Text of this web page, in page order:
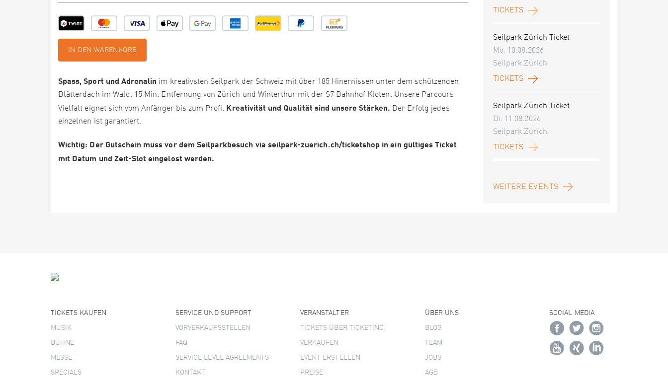
IN DEN WARENKORB
Spass, Sport und Adrenalin im kreativsten Seilpark der Schweiz mit über 185 Hinernissen unter dem schützenden
Blätterdach im Wald. 15 Min. Entfernung von Zürich und Winterthur mit der S7 Bahnhof Kloten. Unsere Parcours
Vielfalt eignet sich vom Anfänger bis zum Profi. Kreativität und Qualität sind unsere Stärken. Der Erfolg jedes
einzelnen ist garantiert.
Wichtig: Der Gutschein muss vor dem Seilparkbesuch via seilpark-zuerich.ch/ticketshop in ein gültiges Ticket
mit Datum und Zeit-Slot eingelöst werden.
TICKETS
Seilpark Zürich Ticket
Mo. 10.08.2026
Seilpark Zürich
TICKETS
Seilpark Zürich Ticket
Di. 11.08.2026
Seilpark Zürich
TICKETS
WEITERE EVENTS
TICKETS KAUFEN
MUSIK
BÜHNE
MESSE
SPECIALS
SERVICE UND SUPPORT
VORVERKAUFSSTELLEN
FAQ
SERVICE LEVEL AGREEMENTS
KONTAKT
VERANSTALTER
TICKETS ÜBER TICKETINO
VERKAUFEN
EVENT ERSTELLEN
PREISE
ÜBER UNS
BLOG
TEAM
JOBS
AGB
SOCIAL MEDIA